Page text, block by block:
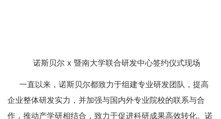
诺斯贝尔 x 暨南大学联合研发中心签约仪式现场
一直以来，诺斯贝尔都致力于组建专业研发团队，提高
企业整体研发实力，并加强与国内外专业院校的联系与合
作，推动产学研相结合，致力于促进科研成果高效转化。诺